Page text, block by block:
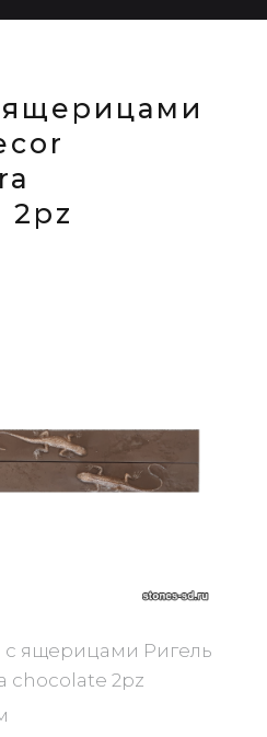
2pz
ящерицами Ригель
chocolate 2pz